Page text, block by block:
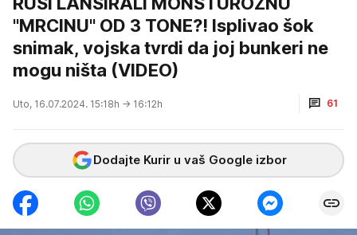
"MRCINU" OD 3 TONE?! Isplivao šok
snimak, vojska tvrdi da joj bunkeri ne
mogu ništa (VIDEO)
Uto, 16.07.2024. 15:18h → 16:12h 61
Dodajte Kurir u vaš Google izbor